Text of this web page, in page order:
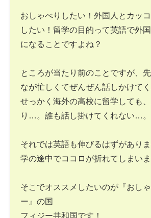
おしゃべりしたい！外国人とカッ
したい！留学の目的って英語で外
になることですよね？
ところが当たり前のことですが、
なが忙しくてぜんぜん話しかけて
せっかく海外の高校に留学しても
り…。誰も話し掛けてくれない…。
それでは英語も伸びるはずがあり
学の途中でココロが折れてしまいま
そこでオススメしたいのが『おし
ー』の国
フィジー共和国です！